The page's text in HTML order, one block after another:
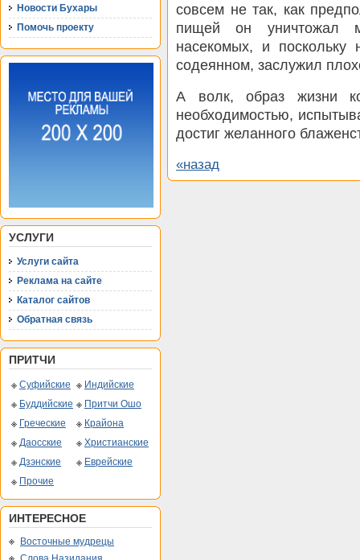
Новости Бухары
Помочь проекту
УСЛУГИ
Услуги сайта
Реклама на сайте
Каталог сайтов
Обратная связь
ПРИТЧИ
Суфийские
Индийские
Буддийские
Притчи Ошо
Греческие
Крайона
Даосские
Христианские
Дзэнские
Еврейские
Прочие
ИНТЕРЕСНОЕ
Восточные мудрецы
совсем не так, как
пищей он уничтожал
насекомых, и
содеянном, заслужил
А волк, образ жизни
необходимостью,
достиг желанного
«назад